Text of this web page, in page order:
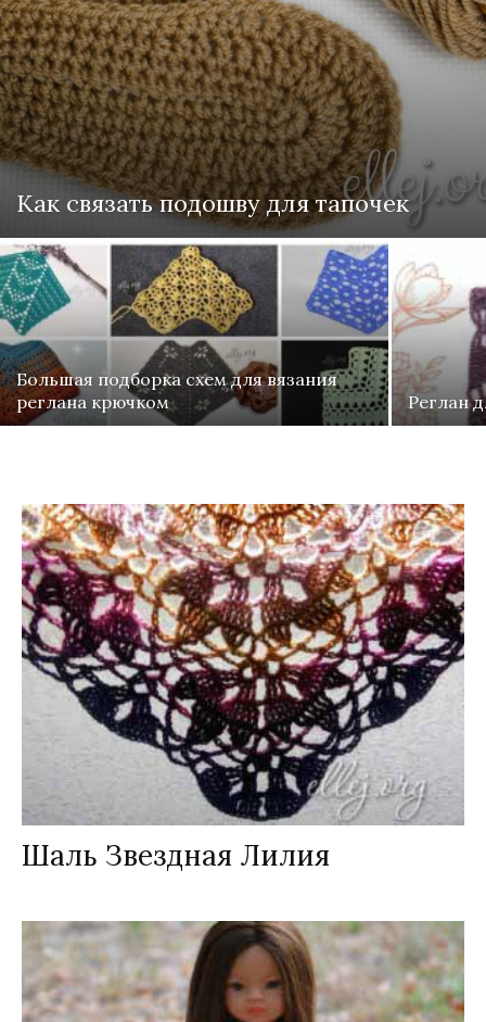
Как связать подошву для тапочек
Большая подборка схем для вязания
реглана крючком
Реглан
Шаль Звездная Лилия